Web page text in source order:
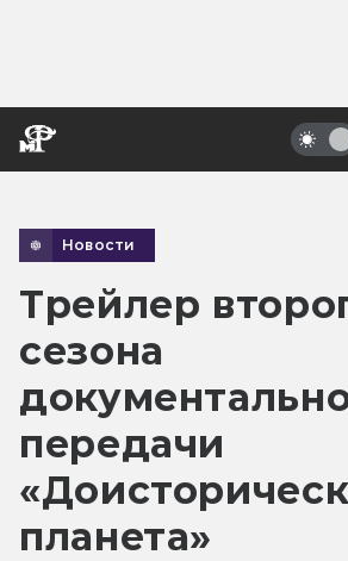
Новости
Трейлер
сезона
передачи
планета»